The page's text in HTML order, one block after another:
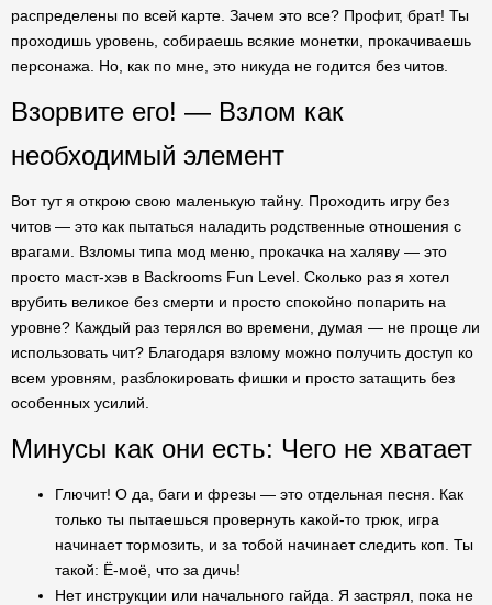
распределены по всей карте. Зачем это все? Профит, брат! Ты
проходишь уровень, собираешь всякие монетки, прокачиваешь
персонажа. Но, как по мне, это никуда не годится без читов.
Взорвите его! — Взлом как
необходимый элемент
Вот тут я открою свою маленькую тайну. Проходить игру без
читов — это как пытаться наладить родственные отношения с
врагами. Взломы типа мод меню, прокачка на халяву — это
просто маст-хэв в Backrooms Fun Level. Сколько раз я хотел
врубить великое без смерти и просто спокойно попарить на
уровне? Каждый раз терялся во времени, думая — не проще ли
использовать чит? Благодаря взлому можно получить доступ ко
всем уровням, разблокировать фишки и просто затащить без
особенных усилий.
Минусы как они есть: Чего не хватает
Глючит! О да, баги и фрезы — это отдельная песня. Как
только ты пытаешься провернуть какой-то трюк, игра
начинает тормозить, и за тобой начинает следить коп. Ты
такой: Ё-моё, что за дичь!
Нет инструкции или начального гайда. Я застрял, пока не